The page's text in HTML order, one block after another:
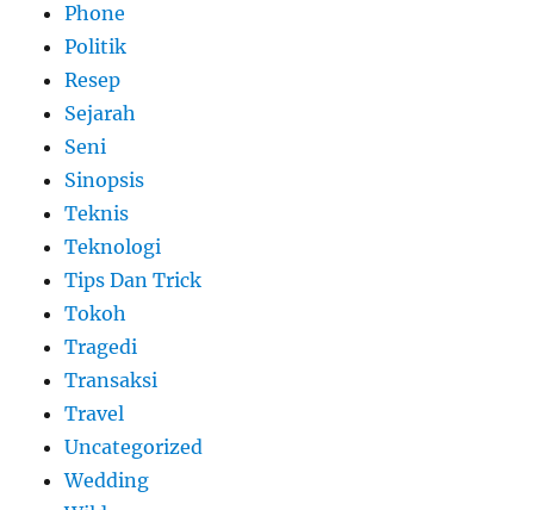
Phone
Politik
Resep
Sejarah
Seni
Sinopsis
Teknis
Teknologi
Tips Dan Trick
Tokoh
Tragedi
Transaksi
Travel
Uncategorized
Wedding